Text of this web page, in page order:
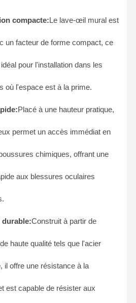
compacte: Le lave-œil mural est
un facteur de forme compact, ce
pour l'installation dans les
où l'espace est à la prime.
Placé à une hauteur pratique,
permet un accès immédiat en
chimiques, offrant une
aux blessures oculaires
durable:Construit à partir de
haute qualité tels que l'acier
il offre une résistance à la
est capable de résister aux